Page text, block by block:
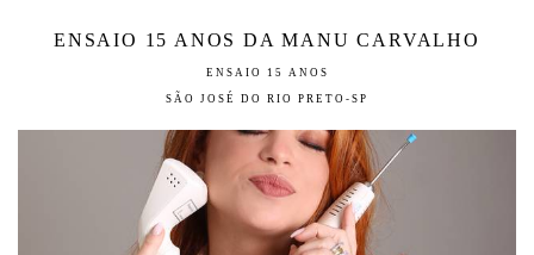
ENSAIO 15 ANOS DA MANU CARVALHO
ENSAIO 15 ANOS
SÃO JOSÉ DO RIO PRETO-SP